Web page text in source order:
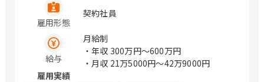
名古屋市中区栄4-15-32 / 日本橋、北
雇用形態
契約社員
給与
月給制
・年収 300万円〜600万円
・月収 21万5000円〜42万9000円
雇用実績